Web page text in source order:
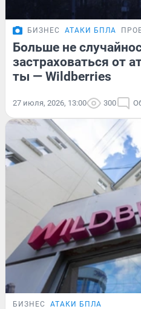
БИЗНЕС АТАКИ БПЛА
Больше не
застраховаться от
ты — Wildberries
27 июля, 2026, 13:00 300
БИЗНЕС АТАКИ БПЛА